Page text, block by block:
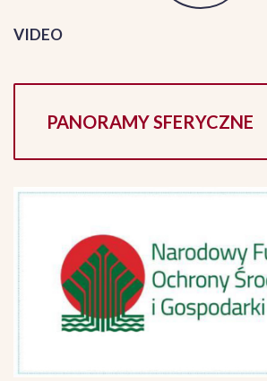
VIDEO
PANORAMY SFERYCZNE